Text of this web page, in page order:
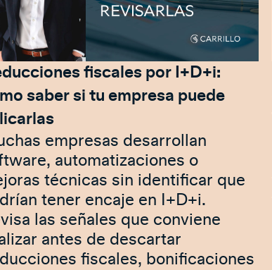
fiscales por I+D+i:
saber si tu empresa puede
empresas desarrollan
automatizaciones o
técnicas sin identificar que
tener encaje en I+D+i.
las señales que conviene
antes de descartar
fiscales, bonificaciones